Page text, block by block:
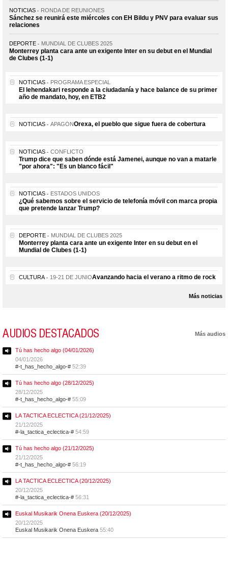
NOTICIAS RONDA DE REUNIONES
Sánchez se reunirá este miércoles con EH Bildu y PNV para evaluar sus
relaciones
DEPORTE MUNDIAL DE CLUBES 2025
Monterrey planta cara ante un exigente Inter en su debut en el Mundial
de Clubes (1-1)
NOTICIAS PROGRAMA ESPECIAL
El lehendakari responde a la ciudadanía y hace balance de su primer
año de mandato, hoy, en ETB2
NOTICIAS APAGÓNOrexa, el pueblo que sigue fuera de cobertura
NOTICIAS CONFLICTO
Trump dice que saben dónde está Jamenei, aunque no van a matarle
"por ahora": "Es un blanco fácil"
NOTICIAS ESTADOS UNIDOS
¿Qué sabemos sobre el servicio de telefonía móvil con marca propia
que pretende lanzar Trump?
DEPORTE MUNDIAL DE CLUBES 2025
Monterrey planta cara ante un exigente Inter en su debut en el
Mundial de Clubes (1-1)
CULTURA 19-21 DE JUNIOAvanzando hacia el verano a ritmo de rock
Más noticias
AUDIOS DESTACADOS Más audios
Tú has hecho algo (04/01/2026)
04/01/2026
#-t_has_hecho_algo-# 52:39
Tú has hecho algo (28/12/2025)
28/12/2025
#-t_has_hecho_algo-# 55:09
LA TACTICA ECLECTICA (21/12/2025)
21/12/2025
#-la_tactica_eclectica-# 54:59
Tú has hecho algo (21/12/2025)
21/12/2025
#-t_has_hecho_algo-# 56:19
LA TACTICA ECLECTICA (20/12/2025)
20/12/2025
#-la_tactica_eclectica-# 56:31
Euskal Musikarik Onena Euskera (20/12/2025)
20/12/2025
Euskal Musikarik Onena Euskera 55:40